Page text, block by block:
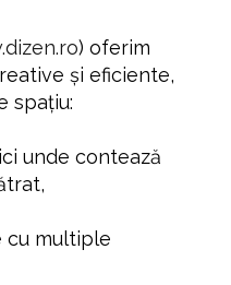
) oferim
și eficiente,
spațiu:
unde contează
cu multiple